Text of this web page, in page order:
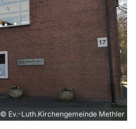
© Ev.-Luth.Kirchengemeinde Methler